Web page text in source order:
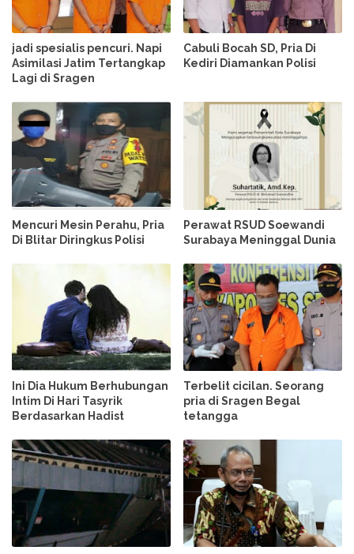
jadi spesialis pencuri. Napi
Asimilasi Jatim Tertangkap
Lagi di Sragen
Cabuli Bocah SD, Pria Di
Kediri Diamankan Polisi
Mencuri Mesin Perahu, Pria
Di Blitar Diringkus Polisi
Perawat RSUD Soewandi
Surabaya Meninggal Dunia
Ini Dia Hukum Berhubungan
Intim Di Hari Tasyrik
Berdasarkan Hadist
Terbelit cicilan. Seorang
pria di Sragen Begal
tetangga